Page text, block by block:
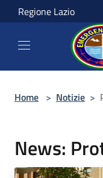
Salta al contenuto
Regione Lazio
Home > Notizie >
News: